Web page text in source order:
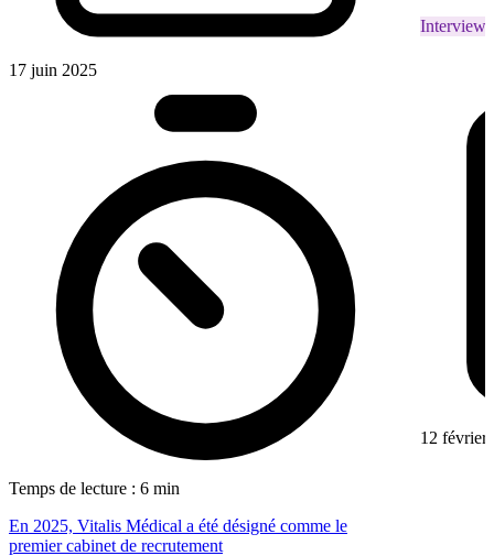
17 juin 2025
Temps de lecture : 6 min
En 2025, Vitalis Médical a été désigné comme le
premier cabinet de recrutement
Interviews
12 février